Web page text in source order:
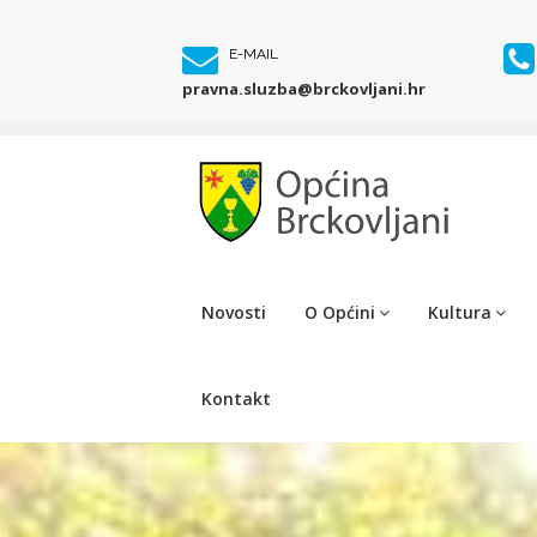
E-MAIL
pravna.sluzba@brckovljani.hr
Novosti O Općini Kultura
Kontakt